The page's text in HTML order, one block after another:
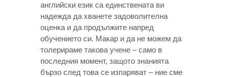
английски език са единствената ви
надежда да хванете задоволителна
оценка и да продължите напред
обучението си. Макар и да не можем да
толерираме такова учене – само в
последния момент, защото знанията
бързо след това се изпаряват – ние сме